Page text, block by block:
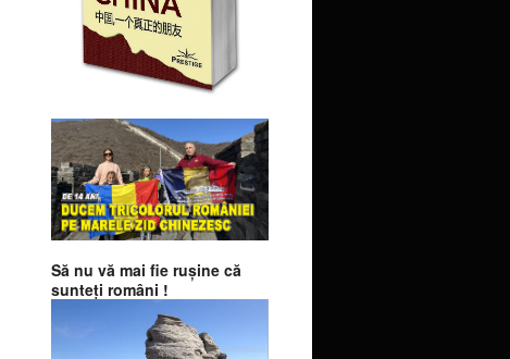
Să nu vă mai fie ruşine că
sunteţi români !